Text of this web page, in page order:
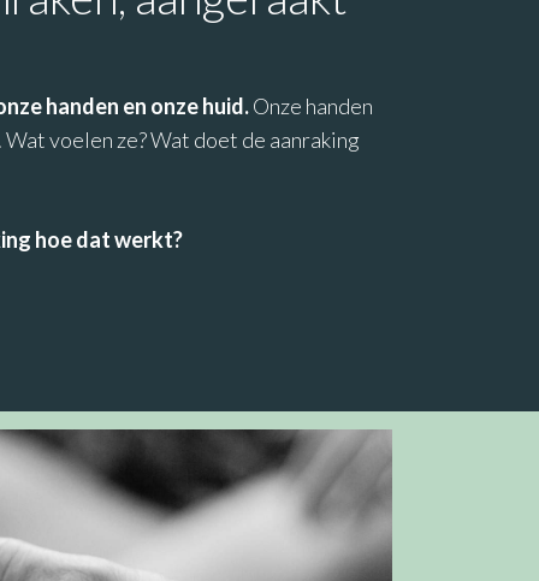
handen en onze huid.Onze handen
voelen ze? Wat doet de aanraking
hoe dat werkt?